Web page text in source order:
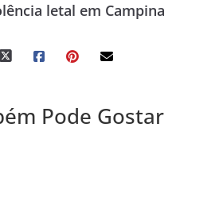
letal em Campina
Pode Gostar